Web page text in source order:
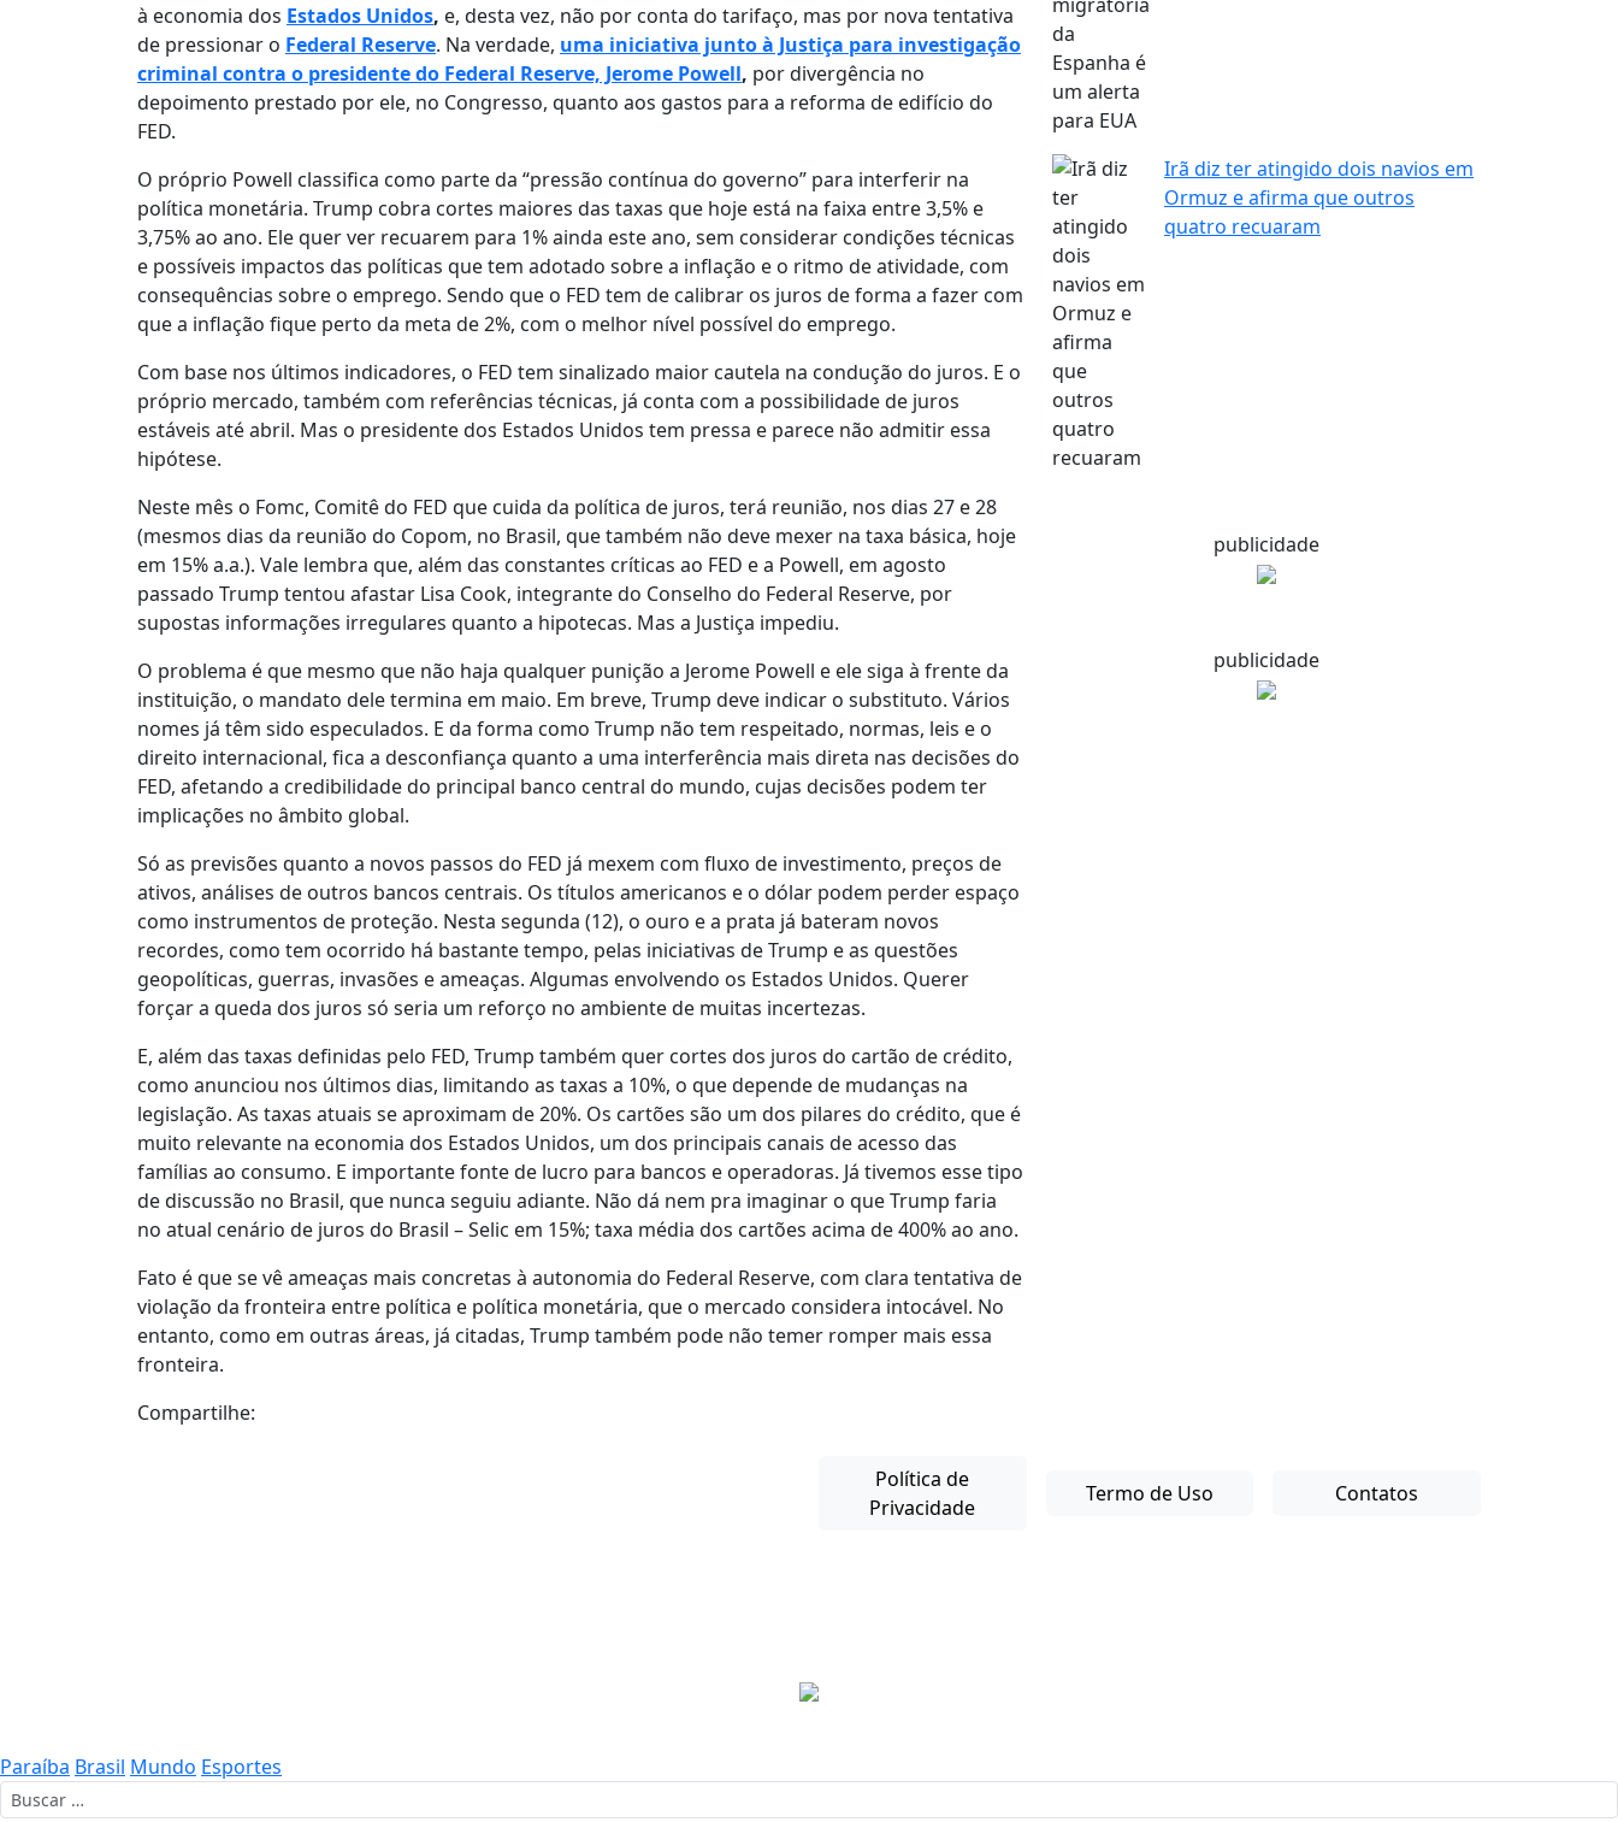
à economia dos Estados Unidos, e, desta vez, não por conta do tarifaço, mas por nova tentativa
de pressionar o Federal Reserve. Na verdade, uma iniciativa junto à Justiça para investigação
criminal contra o presidente do Federal Reserve, Jerome Powell, por divergência no
depoimento prestado por ele, no Congresso, quanto aos gastos para a reforma de edifício do
FED.
O próprio Powell classifica como parte da “pressão contínua do governo” para interferir na
política monetária. Trump cobra cortes maiores das taxas que hoje está na faixa entre 3,5% e
3,75% ao ano. Ele quer ver recuarem para 1% ainda este ano, sem considerar condições técnicas
e possíveis impactos das políticas que tem adotado sobre a inflação e o ritmo de atividade, com
consequências sobre o emprego. Sendo que o FED tem de calibrar os juros de forma a fazer com
que a inflação fique perto da meta de 2%, com o melhor nível possível do emprego.
Com base nos últimos indicadores, o FED tem sinalizado maior cautela na condução do juros. E o
próprio mercado, também com referências técnicas, já conta com a possibilidade de juros
estáveis até abril. Mas o presidente dos Estados Unidos tem pressa e parece não admitir essa
hipótese.
Neste mês o Fomc, Comitê do FED que cuida da política de juros, terá reunião, nos dias 27 e 28
(mesmos dias da reunião do Copom, no Brasil, que também não deve mexer na taxa básica, hoje
em 15% a.a.). Vale lembra que, além das constantes críticas ao FED e a Powell, em agosto
passado Trump tentou afastar Lisa Cook, integrante do Conselho do Federal Reserve, por
supostas informações irregulares quanto a hipotecas. Mas a Justiça impediu.
O problema é que mesmo que não haja qualquer punição a Jerome Powell e ele siga à frente da
instituição, o mandato dele termina em maio. Em breve, Trump deve indicar o substituto. Vários
nomes já têm sido especulados. E da forma como Trump não tem respeitado, normas, leis e o
direito internacional, fica a desconfiança quanto a uma interferência mais direta nas decisões do
FED, afetando a credibilidade do principal banco central do mundo, cujas decisões podem ter
implicações no âmbito global.
Só as previsões quanto a novos passos do FED já mexem com fluxo de investimento, preços de
ativos, análises de outros bancos centrais. Os títulos americanos e o dólar podem perder espaço
como instrumentos de proteção. Nesta segunda (12), o ouro e a prata já bateram novos
recordes, como tem ocorrido há bastante tempo, pelas iniciativas de Trump e as questões
geopolíticas, guerras, invasões e ameaças. Algumas envolvendo os Estados Unidos. Querer
forçar a queda dos juros só seria um reforço no ambiente de muitas incertezas.
E, além das taxas definidas pelo FED, Trump também quer cortes dos juros do cartão de crédito,
como anunciou nos últimos dias, limitando as taxas a 10%, o que depende de mudanças na
legislação. As taxas atuais se aproximam de 20%. Os cartões são um dos pilares do crédito, que é
muito relevante na economia dos Estados Unidos, um dos principais canais de acesso das
famílias ao consumo. E importante fonte de lucro para bancos e operadoras. Já tivemos esse tipo
de discussão no Brasil, que nunca seguiu adiante. Não dá nem pra imaginar o que Trump faria
no atual cenário de juros do Brasil – Selic em 15%; taxa média dos cartões acima de 400% ao ano.
Fato é que se vê ameaças mais concretas à autonomia do Federal Reserve, com clara tentativa de
violação da fronteira entre política e política monetária, que o mercado considera intocável. No
entanto, como em outras áreas, já citadas, Trump também pode não temer romper mais essa
fronteira.
Compartilhe:
Irã diz ter atingido dois navios em
Ormuz e afirma que outros
quatro recuaram
publicidade
publicidade
Política de
Privacidade
Termo de Uso Contatos
Paraíba Brasil Mundo Esportes
Buscar por: